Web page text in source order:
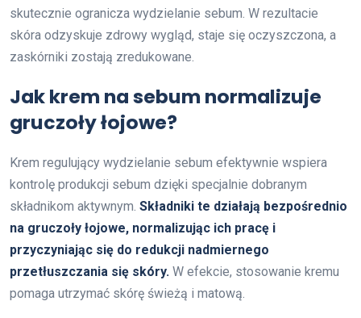
skutecznie ogranicza wydzielanie sebum. W rezultacie
skóra odzyskuje zdrowy wygląd, staje się oczyszczona, a
zaskórniki zostają zredukowane.
Jak krem na sebum normalizuje
gruczoły łojowe?
Krem regulujący wydzielanie sebum efektywnie wspiera
kontrolę produkcji sebum dzięki specjalnie dobranym
składnikom aktywnym. Składniki te działają bezpośrednio
na gruczoły łojowe, normalizując ich pracę i
przyczyniając się do redukcji nadmiernego
przetłuszczania się skóry. W efekcie, stosowanie kremu
pomaga utrzymać skórę świeżą i matową.